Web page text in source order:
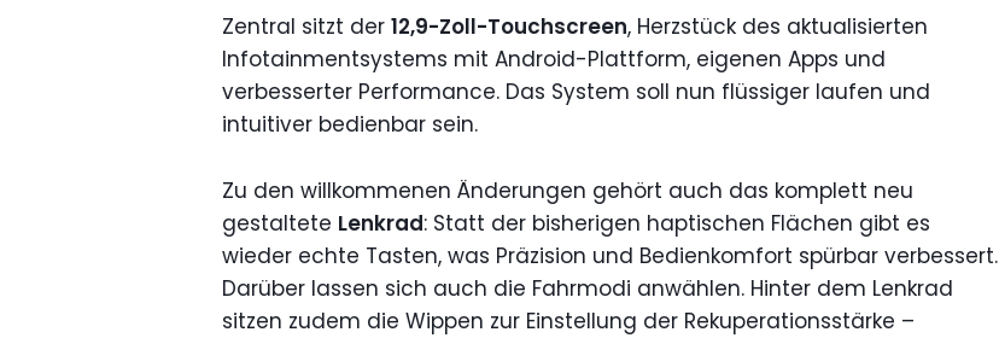
Zentral sitzt der 12,9-Zoll-Touchscreen, Herzstück des aktualisierten
Infotainmentsystems mit Android-Plattform, eigenen Apps und
verbesserter Performance. Das System soll nun flüssiger laufen und
intuitiver bedienbar sein.
Zu den willkommenen Änderungen gehört auch das komplett neu
gestaltete Lenkrad: Statt der bisherigen haptischen Flächen gibt es
wieder echte Tasten, was Präzision und Bedienkomfort spürbar verbessert.
Darüber lassen sich auch die Fahrmodi anwählen. Hinter dem Lenkrad
sitzen zudem die Wippen zur Einstellung der Rekuperationsstärke –